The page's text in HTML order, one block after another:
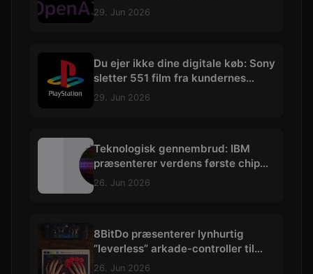
29. Jun 2026
Du ejer ikke dine digitale køb: Sony
sletter 551 film fra kundernes
biblioteker
29. Jun 2026
Teknologisk gennembrud: IBM
præsenterer verdens første chip
skabt med præcision under 1 nm
26. Jun 2026
8BitDo præsenterer lynhurtig
”leverless” arkade-controller til
hardcore kampspils-entusiaster
26. Jun 2026